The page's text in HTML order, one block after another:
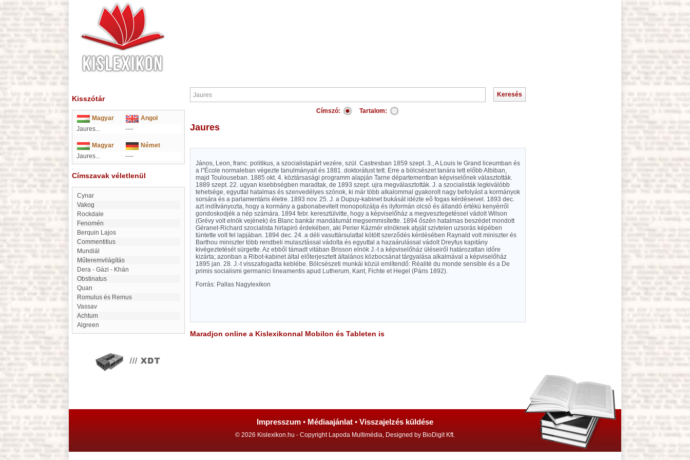
Kisszótár
Magyar
Angol
Jaures...
----
Magyar
Német
Jaures...
----
Címszavak véletlenül
Cynar
Vakog
Rockdale
fenomén
Berquin Lajos
Commentitius
mundiál
műteremvilágítás
Dera - Gázi - Khán
Obstinatus
Quan
Romulus és Remus
Vassav
Achtum
Algreen
Címszó: Tartalom:
Jaures
János, Leon, franc. politikus, a szocialistapárt vezére, szül. Castresban 1859 szept. 3., A Louis le Grand liceumban és
a l"École normaleban végezte tanulmányait és 1881. doktorátust tett. Erre a bölcsészet tanára lett előbb Albiban,
majd Toulouseban. 1885 okt. 4. köztársasági programm alapján Tarne départementban képviselőnek választották.
1889 szept. 22. ugyan kisebbségben maradtak, de 1893 szept. ujra megválasztották. J. a szocialisták legkiválóbb
tehetsége, egyuttal hatalmas és szenvedélyes szónok, ki már több alkalommal gyakorolt nagy befolyást a kormányok
sorsára és a parlamentáris életre. 1893 nov. 25. J. a Dupuy-kabinet bukását idézte eő fogas kérdéseivel. 1893 dec.
azt indítványozta, hogy a kormány a gabonabevitelt monopolizálja és ilyformán olcsó és állandó értékü kenyérről
gondoskodjék a nép számára. 1894 febr. keresztülvitte, hogy a képviselőház a megvesztegetéssel vádolt Wilson
(Grévy volt elnök vejének) és Blanc bankár mandátumát megsemmisítette. 1894 őszén hatalmas beszédet mondott
Géranet-Richard szocialista hirlapiró érdekében, aki Perier Kázmér elnöknek atyját szivtelen uzsorás képében
tüntette volt fel lapjában. 1894 dec. 24. a déli vasuttársulattal kötött szerződés kérdésében Raynald volt miniszter és
Barthou miniszter több rendbeli mulasztással vádolta és egyuttal a hazaárulással vádolt Dreyfus kapitány
kivégeztetését sürgette. Az ebből támadt vitában Brisson elnök J.-t a képviselőház üléseiről határozatlan időre
kizárta; azonban a Ribot-kabinet által előterjesztett általános közbocsánat tárgyalása alkalmával a képviselőház
1895 jan. 28. J.-t visszafogadta keblébe. Bölcsészeti munkái közül említendő: Réalité du monde sensible és a De
primis socialismi germanici lineamentis apud Lutherum, Kant, Fichte et Hegel (Páris 1892).
Forrás: Pallas Nagylexikon
Maradjon online a Kislexikonnal Mobilon és Tableten is
Impresszum • Médiaajánlat • Visszajelzés küldése
© 2026 Kislexikon.hu - Copyright Lapoda Multimédia, Designed by BioDigit Kft.